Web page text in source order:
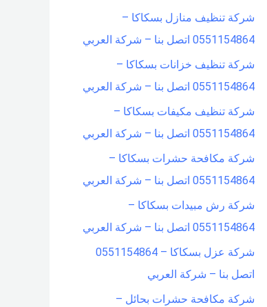
شركة تنظيف منازل بسكاكا –
0551154864 اتصل بنا – شركة العربي
شركة تنظيف خزانات بسكاكا –
0551154864 اتصل بنا – شركة العربي
شركة تنظيف مكيفات بسكاكا –
0551154864 اتصل بنا – شركة العربي
شركة مكافحة حشرات بسكاكا –
0551154864 اتصل بنا – شركة العربي
شركة رش مبيدات بسكاكا –
0551154864 اتصل بنا – شركة العربي
شركة عزل بسكاكا – 0551154864
اتصل بنا – شركة العربي
شركة مكافحة حشرات بحائل –